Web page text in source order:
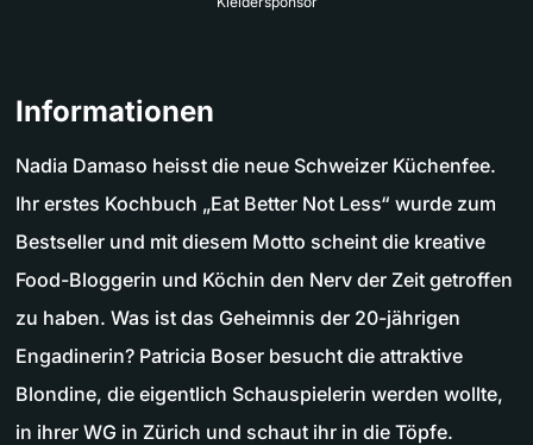
Informationen
Nadia Damaso heisst die neue Schweizer Küchenfee.
Ihr erstes Kochbuch „Eat Better Not Less“ wurde zum
Bestseller und mit diesem Motto scheint die kreative
Food-Bloggerin und Köchin den Nerv der Zeit getroffen
zu haben. Was ist das Geheimnis der 20-jährigen
Engadinerin? Patricia Boser besucht die attraktive
Blondine, die eigentlich Schauspielerin werden wollte,
in ihrer WG in Zürich und schaut ihr in die Töpfe.